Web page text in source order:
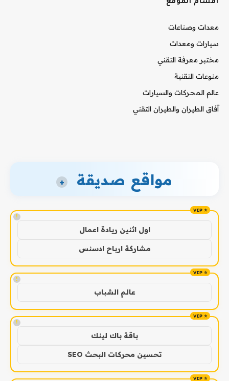
أقسام الموقع
معدات وصناعات
سيارات ومعدات
مختبر معرفة التقني
منوعات التقنية
عالم المحركات والسيارات
آفاق الطيران والطيران التقني
مواقع صديقة +
!
اول اثنين ريادة اعمال
مشاركة ارباح ادسنس
!
عالم الشباب
!
باقة باك لينك
تحسين محركات البحث SEO